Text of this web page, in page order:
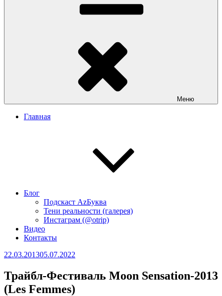
Меню
Главная
Блог
Подскаст АzБуква
Тени реальности (галерея)
Инстаграм (@otrip)
Видео
Контакты
Опубликовано
22.03.201305.07.2022
Трайбл-Фестиваль Moon Sensation-2013
(Les Femmes)